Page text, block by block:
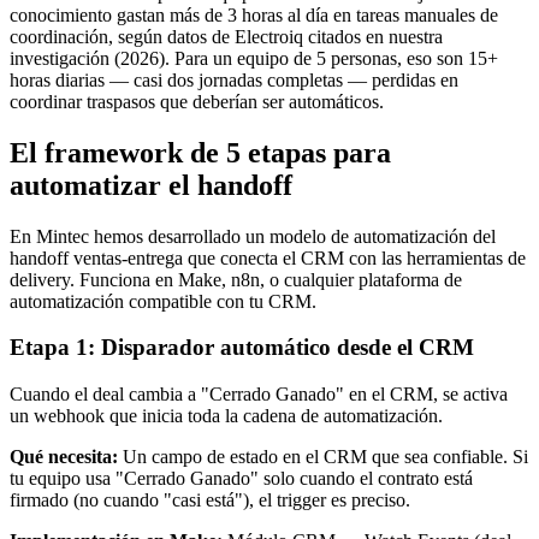
conocimiento gastan más de 3 horas al día en tareas manuales de
coordinación, según datos de Electroiq citados en nuestra
investigación (2026). Para un equipo de 5 personas, eso son 15+
horas diarias — casi dos jornadas completas — perdidas en
coordinar traspasos que deberían ser automáticos.
El framework de 5 etapas para
automatizar el handoff
En Mintec hemos desarrollado un modelo de automatización del
handoff ventas-entrega que conecta el CRM con las herramientas de
delivery. Funciona en Make, n8n, o cualquier plataforma de
automatización compatible con tu CRM.
Etapa 1: Disparador automático desde el CRM
Cuando el deal cambia a "Cerrado Ganado" en el CRM, se activa
un webhook que inicia toda la cadena de automatización.
Qué necesita: Un campo de estado en el CRM que sea confiable. Si
tu equipo usa "Cerrado Ganado" solo cuando el contrato está
firmado (no cuando "casi está"), el trigger es preciso.